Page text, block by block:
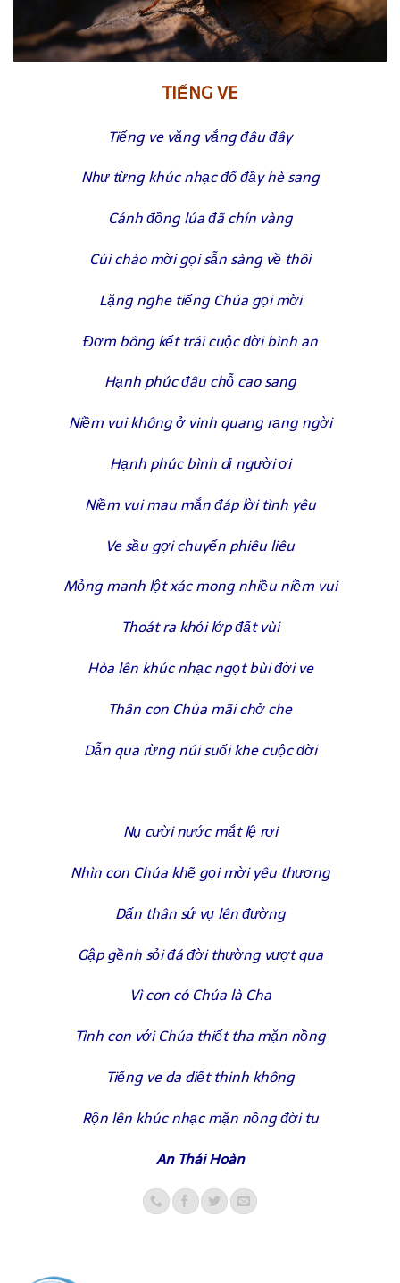
TIẾNG VE
Tiếng ve văng vẳng đâu đây
Như từng khúc nhạc đổ đầy hè sang
Cánh đồng lúa đã chín vàng
Cúi chào mời gọi sẵn sàng về thôi
Lặng nghe tiếng Chúa gọi mời
Đơm bông kết trái cuộc đời bình an
Hạnh phúc đâu chỗ cao sang
Niềm vui không ở vinh quang rạng ngời
Hạnh phúc bình dị người ơi
Niềm vui mau mắn đáp lời tình yêu
Ve sầu gợi chuyến phiêu liêu
Mỏng manh lột xác mong nhiều niềm vui
Thoát ra khỏi lớp đất vùi
Hòa lên khúc nhạc ngọt bùi đời ve
Thân con Chúa mãi chở che
Dẫn qua rừng núi suối khe cuộc đời
Nụ cười nước mắt lệ rơi
Nhìn con Chúa khẽ gọi mời yêu thương
Dấn thân sứ vụ lên đường
Gập gềnh sỏi đá đời thường vượt qua
Vì con có Chúa là Cha
Tình con với Chúa thiết tha mặn nồng
Tiếng ve da diết thinh không
Rộn lên khúc nhạc mặn nồng đời tu
An Thái Hoàn